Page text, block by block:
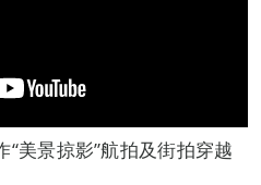
“美景掠影”航拍及街拍穿越